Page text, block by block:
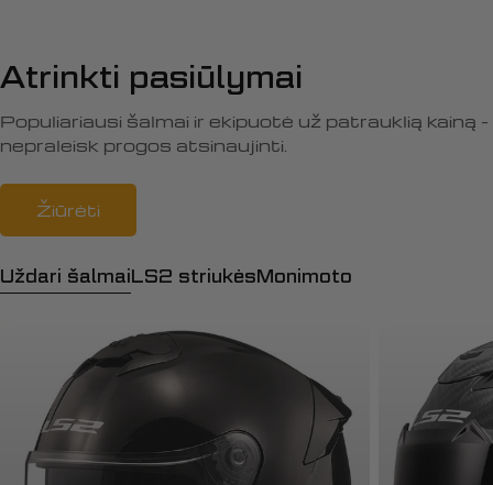
Atrinkti pasiūlymai
Populiariausi šalmai ir ekipuotė už patrauklią kainą -
nepraleisk progos atsinaujinti.
Žiūrėti
Uždari šalmaiLS2 striukėsMonimoto